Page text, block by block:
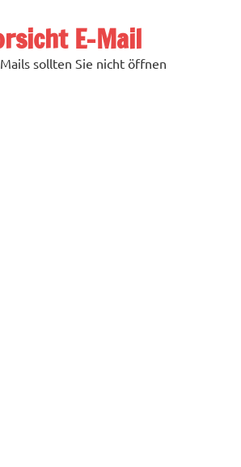
E-Mail
sollten Sie nicht öffnen